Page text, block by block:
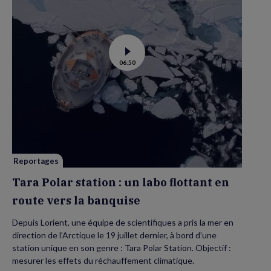
Voir
la
vidéo
de
Tara
Polar
station
:
la
06:50
Reportages
Tara Polar station : un labo flottant en
route vers la banquise
Depuis Lorient, une équipe de scientifiques a pris la mer en
direction de l’Arctique le 19 juillet dernier, à bord d’une
station unique en son genre : Tara Polar Station. Objectif :
mesurer les effets du réchauffement climatique.